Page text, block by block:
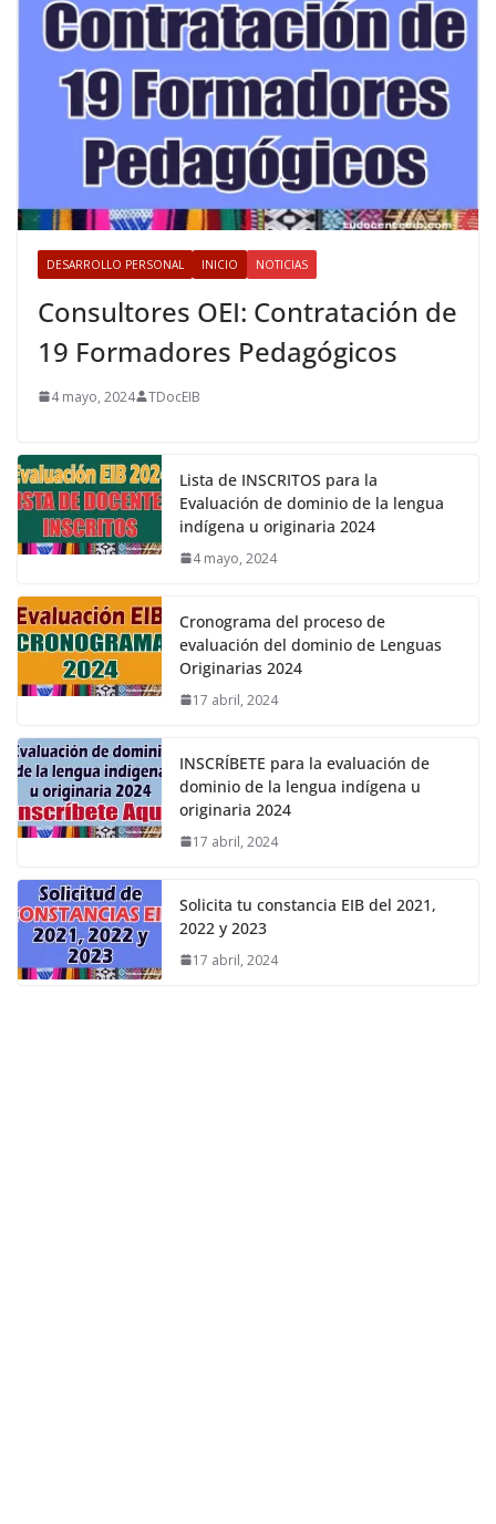
DESARROLLO PERSONAL INICIO NOTICIAS
Consultores OEI: Contratación de
19 Formadores Pedagógicos
4 mayo, 2024 TDocEIB
Lista de INSCRITOS para la
Evaluación de dominio de la lengua
indígena u originaria 2024
4 mayo, 2024
Cronograma del proceso de
evaluación del dominio de Lenguas
Originarias 2024
17 abril, 2024
INSCRÍBETE para la evaluación de
dominio de la lengua indígena u
originaria 2024
17 abril, 2024
Solicita tu constancia EIB del 2021,
2022 y 2023
17 abril, 2024